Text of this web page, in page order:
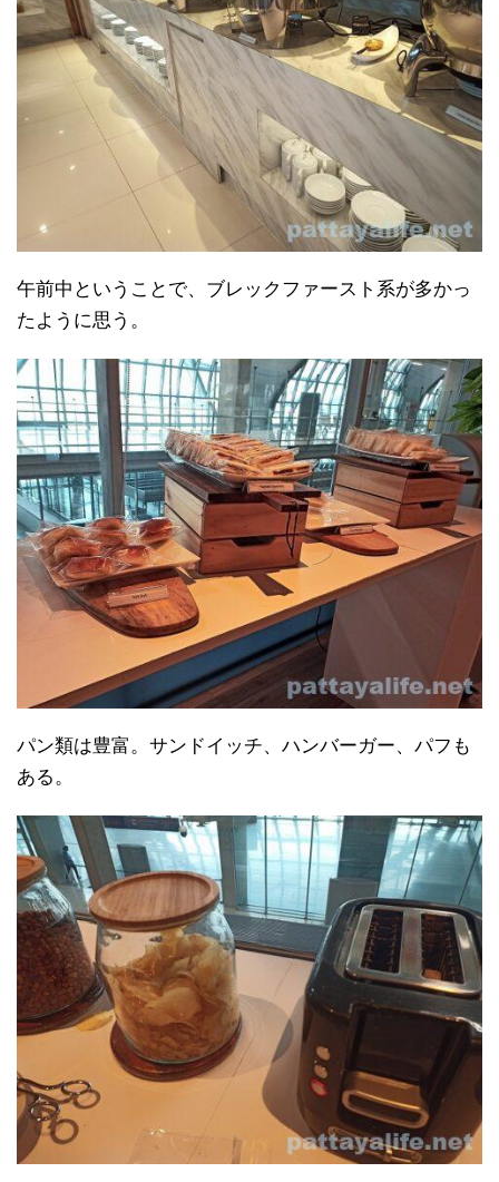
午前中ということで、ブレックファースト系が多かっ
たように思う。
パン類は豊富。サンドイッチ、ハンバーガー、パフも
ある。